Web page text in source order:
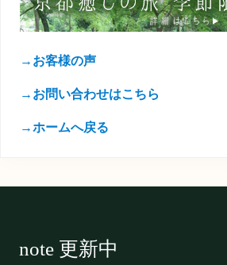
→お客様の声
→お問い合わせはこちら
→ホームへ戻る
note 更新中